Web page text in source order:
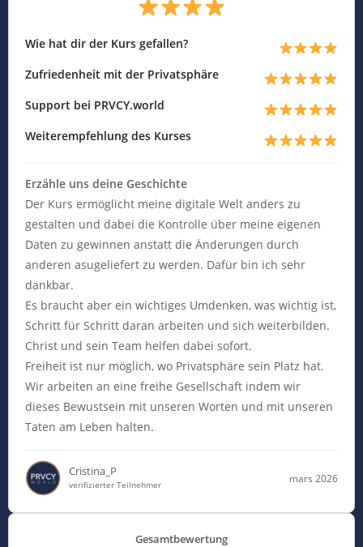
Wie hat dir der Kurs gefallen?
Zufriedenheit mit der Privatsphäre
Support bei PRVCY.world
Weiterempfehlung des Kurses
Erzähle uns deine Geschichte
Der Kurs ermöglicht meine digitale Welt anders zu
gestalten und dabei die Kontrolle über meine eigenen
Daten zu gewinnen anstatt die Änderungen durch
anderen asugeliefert zu werden. Dafür bin ich sehr
dankbar.
Es braucht aber ein wichtiges Umdenken, was wichtig ist,
Schritt für Schritt daran arbeiten und sich weiterbilden.
Christ und sein Team helfen dabei sofort.
Freiheit ist nur möglich, wo Privatsphäre sein Platz hat.
Wir arbeiten an eine freihe Gesellschaft indem wir
dieses Bewustsein mit unseren Worten und mit unseren
Taten am Leben halten.
Cristina_P
verifizierter Teilnehmer
mars 2026
Gesamtbewertung